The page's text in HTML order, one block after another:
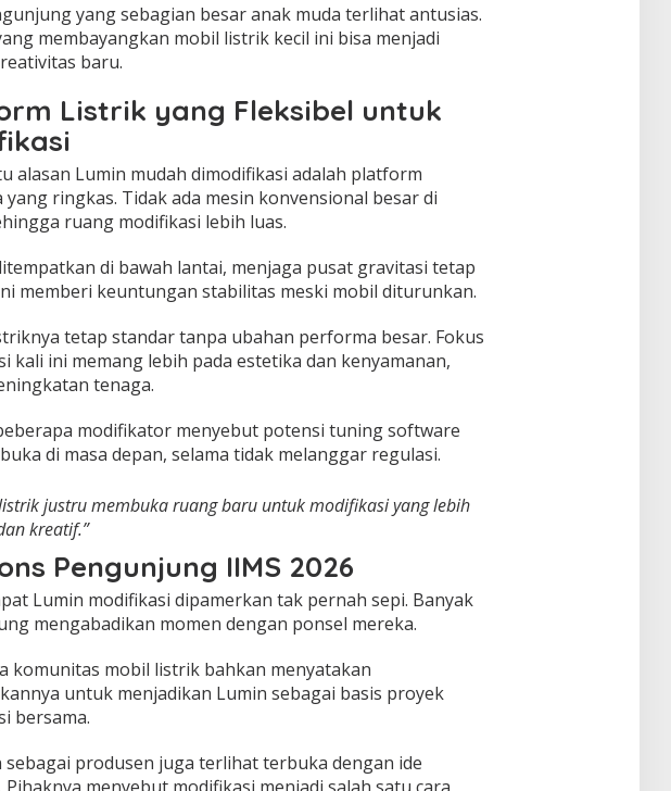
yang sebagian besar anak muda terlihat antusias.
membayangkan mobil listrik kecil ini bisa menjadi
baru.
Listrik yang Fleksibel untuk
alasan Lumin mudah dimodifikasi adalah platform
yang ringkas. Tidak ada mesin konvensional besar di
ruang modifikasi lebih luas.
di bawah lantai, menjaga pusat gravitasi tetap
memberi keuntungan stabilitas meski mobil diturunkan.
tetap standar tanpa ubahan performa besar. Fokus
kali ini memang lebih pada estetika dan kenyamanan,
tenaga.
modifikator menyebut potensi tuning software
di masa depan, selama tidak melanggar regulasi.
justru membuka ruang baru untuk modifikasi yang lebih
kreatif.”
Pengunjung IIMS 2026
Lumin modifikasi dipamerkan tak pernah sepi. Banyak
mengabadikan momen dengan ponsel mereka.
komunitas mobil listrik bahkan menyatakan
untuk menjadikan Lumin sebagai basis proyek
bersama.
sebagai produsen juga terlihat terbuka dengan ide